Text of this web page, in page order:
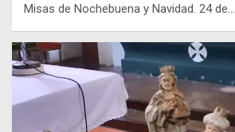
Misas de Nochebuena y Navidad. 24 de…